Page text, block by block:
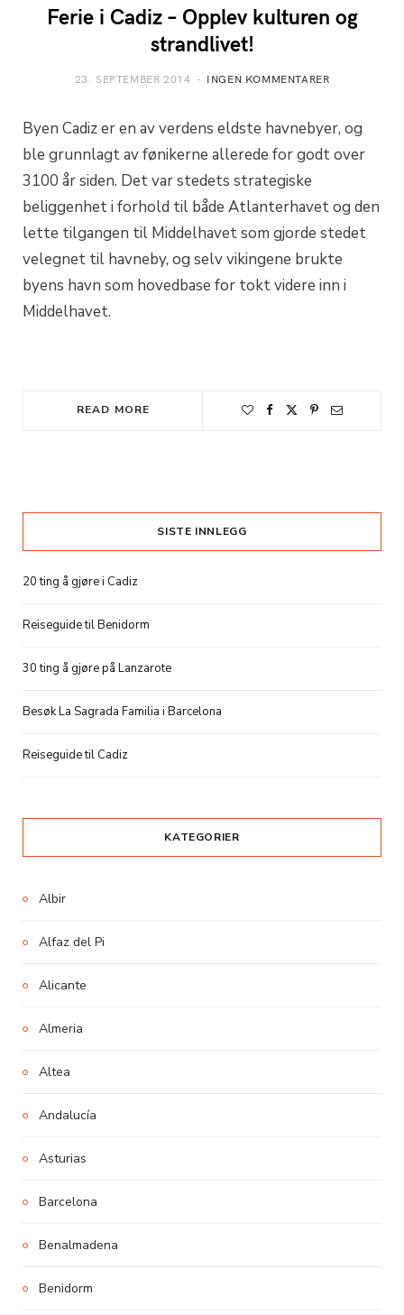
Ferie i Cadiz – Opplev kulturen og
strandlivet!
23. SEPTEMBER 2014 INGEN KOMMENTARER
Byen Cadiz er en av verdens eldste havnebyer, og
ble grunnlagt av fønikerne allerede for godt over
3100 år siden. Det var stedets strategiske
beliggenhet i forhold til både Atlanterhavet og den
lette tilgangen til Middelhavet som gjorde stedet
velegnet til havneby, og selv vikingene brukte
byens havn som hovedbase for tokt videre inn i
Middelhavet.
READ MORE
SISTE INNLEGG
20 ting å gjøre i Cadiz
Reiseguide til Benidorm
30 ting å gjøre på Lanzarote
Besøk La Sagrada Familia i Barcelona
Reiseguide til Cadiz
KATEGORIER
Albir
Alfaz del Pi
Alicante
Almeria
Altea
Andalucía
Asturias
Barcelona
Benalmadena
Benidorm